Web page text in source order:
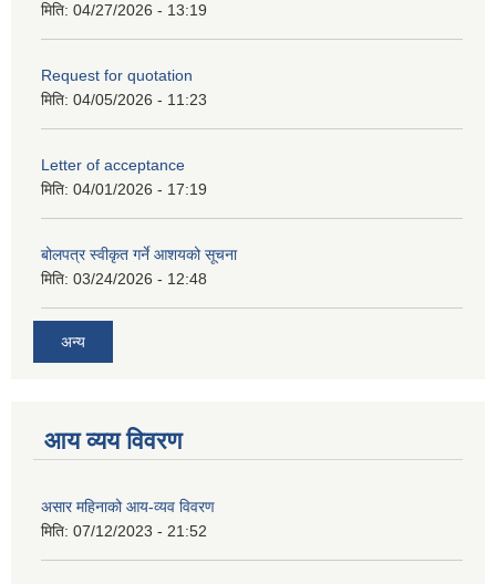
मिति: 04/27/2026 - 13:19
Request for quotation
मिति: 04/05/2026 - 11:23
Letter of acceptance
मिति: 04/01/2026 - 17:19
बोलपत्र स्वीकृत गर्ने आशयको सूचना
मिति: 03/24/2026 - 12:48
अन्य
आय व्यय विवरण
असार महिनाको आय-व्यव विवरण
मिति: 07/12/2023 - 21:52